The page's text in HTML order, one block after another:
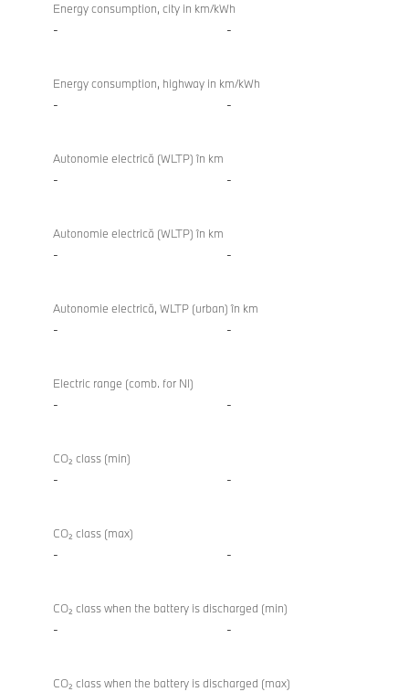
Energy consumption, city in km/kWh
- -
Energy consumption, highway in km/kWh
- -
Autonomie electrică (WLTP) în km
- -
Autonomie electrică (WLTP) în km
- -
Autonomie electrică, WLTP (urban) în km
- -
Electric range (comb. for NI)
- -
CO₂ class (min)
- -
CO₂ class (max)
- -
CO₂ class when the battery is discharged (min)
- -
CO₂ class when the battery is discharged (max)